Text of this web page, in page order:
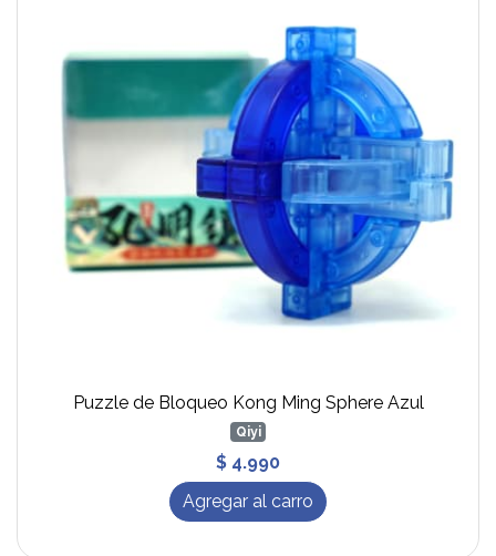
Puzzle de Bloqueo Kong Ming Sphere Azul
Qiyi
$ 4.990
Agregar al carro